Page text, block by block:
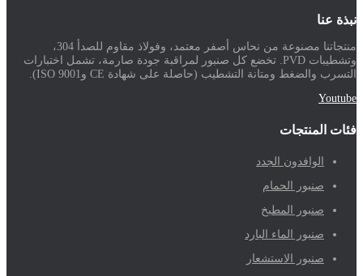
نبذة عنا
منتجاتنا مصنوعة من نحاس أصفر معتمد، وفولاذ مقاوم للصدأ 304،
وتشطيبات PVD. تخضع كل صنبور لمراقبة جودة صارمة، تشمل اختبارات
التسرب والضغط ومتانة التشطيب (حاصلة على شهادة CE وISO 9001).
Youtube
فئات المنتجات
الوافدون الجدد
صنبور الحمام
صنبور المطبخ
صنبور الماء البارد
صنبور الاستشعار